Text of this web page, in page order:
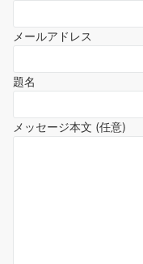
メールアドレス
題名
メッセージ本文 (任意)